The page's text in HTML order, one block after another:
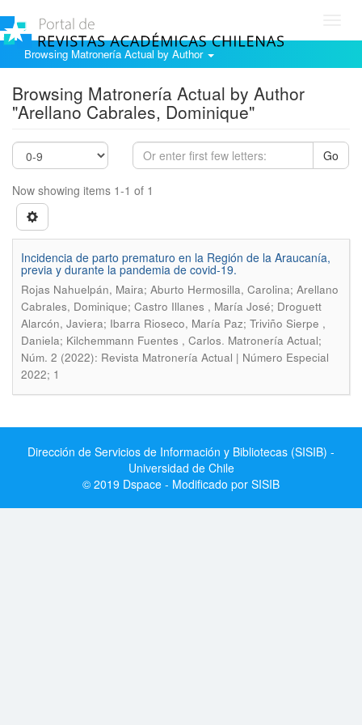
Browsing Matronería Actual by Author
Browsing Matronería Actual by Author
"Arellano Cabrales, Dominique"
Go
Now showing items 1-1 of 1
Incidencia de parto prematuro en la Región de la Araucanía,
previa y durante la pandemia de covid-19.
Rojas Nahuelpán, Maira; Aburto Hermosilla, Carolina; Arellano
Cabrales, Dominique; Castro Illanes , María José; Droguett
Alarcón, Javiera; Ibarra Rioseco, María Paz; Triviño Sierpe ,
Daniela; Kilchemmann Fuentes , Carlos. Matronería Actual;
Núm. 2 (2022): Revista Matronería Actual | Número Especial
2022; 1
Dirección de Servicios de Información y Bibliotecas (SISIB) -
Universidad de Chile
© 2019 Dspace - Modificado por SISIB